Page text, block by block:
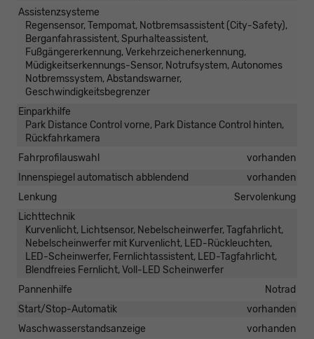
Assistenzsysteme
Regensensor, Tempomat, Notbremsassistent (City-Safety),
Berganfahrassistent, Spurhalteassistent,
Fußgängererkennung, Verkehrzeichenerkennung,
Müdigkeitserkennungs-Sensor, Notrufsystem, Autonomes
Notbremssystem, Abstandswarner,
Geschwindigkeitsbegrenzer
Einparkhilfe
Park Distance Control vorne, Park Distance Control hinten,
Rückfahrkamera
Fahrprofilauswahl
vorhanden
Innenspiegel automatisch abblendend
vorhanden
Lenkung
Servolenkung
Lichttechnik
Kurvenlicht, Lichtsensor, Nebelscheinwerfer, Tagfahrlicht,
Nebelscheinwerfer mit Kurvenlicht, LED-Rückleuchten,
LED-Scheinwerfer, Fernlichtassistent, LED-Tagfahrlicht,
Blendfreies Fernlicht, Voll-LED Scheinwerfer
Pannenhilfe
Notrad
Start/Stop-Automatik
vorhanden
Waschwasserstandsanzeige
vorhanden